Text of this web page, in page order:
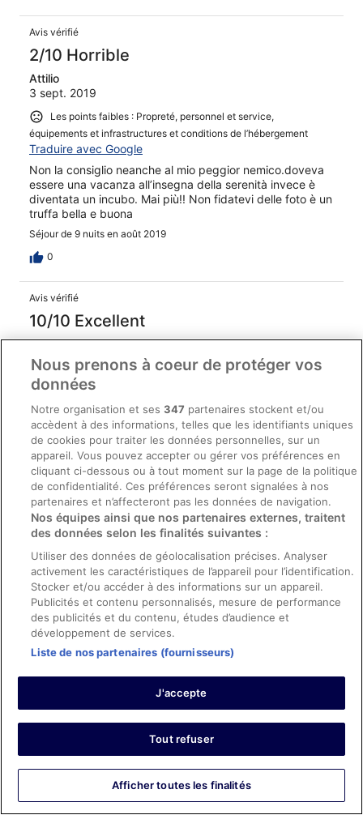
los perros y los niños. Se agradece q nos dejen llevar a
nuestras mascotas. El personal muy amable y el
recepcionista suele avisar de la trankilidad y buen
ambiente del complejo. Lo q esta familia no pareció
escuchar. Lo q si cambiaría es la piscina, el espacio de
ama as muy reducido.
Avis vérifié
2/10 Horrible
Attilio
3 sept. 2019
Les points faibles : Propreté, personnel et service,
équipements et infrastructures et conditions de l’hébergement
Traduire avec Google
Non la consiglio neanche al mio peggior nemico.doveva
essere una vacanza all’insegna della serenità invece è
diventata un incubo. Mai più!! Non fidatevi delle foto è un
truffa bella e buona
Séjour de 9 nuits en août 2019
0
Avis vérifié
10/10 Excellent
Voyageur vérifié
11 août 2019
Les points forts : Propreté, personnel et service, infrastructures
Traduire avec Google
Me gusto mucho el apartamento y el balcón con vistas a
la playa también la limpieza de habitaciones, lo que no
me gusto es que no había cafetería cerca y la cafetería
del apartamento no tiene nada y encima pa lo poco que
tiene te cobran caro. Por lo demás todo bien. :D
Séjour de 4 nuits en août 2019
0
Avis vérifié
10/10 Excellent
ARACELI
12 juil. 2019
Les points forts : Propreté, personnel et service, infrastructures
et conditions de l’hébergement et confort de la chambre
Preciosas vistas al mar. Primerísima línea con acceso
muy tranquilo y el servicio de limpieza de diez.
Supermercado a 30 metros.
Séjour de 2 nuits en juillet 2019
Nous prenons à coeur de protéger vos
données
Notre organisation et ses347 partenaires stockent et/ou
accèdent à des informations, telles que les identifiants uniques
de cookies pour traiter les données personnelles, sur un
appareil. Vous pouvez accepter ou gérer vos préférences en
cliquant ci-dessous ou à tout moment sur la page de la politique
de confidentialité. Ces préférences seront signalées à nos
partenaires et n’affecteront pas les données de navigation.
Nos équipes ainsi que nos partenaires externes, traitent
des données selon les finalités suivantes :
Utiliser des données de géolocalisation précises. Analyser
activement les caractéristiques de l’appareil pour l’identification.
Stocker et/ou accéder à des informations sur un appareil.
Publicités et contenu personnalisés, mesure de performance
des publicités et du contenu, études d’audience et
développement de services.
Liste de nos partenaires (fournisseurs)
J'accepte
Tout refuser
Afficher toutes les finalités